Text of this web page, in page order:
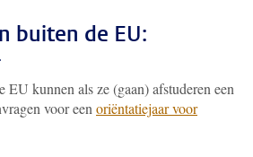
buiten de EU:
EU kunnen als ze (gaan) afstuderen een
voor een oriëntatiejaar voor